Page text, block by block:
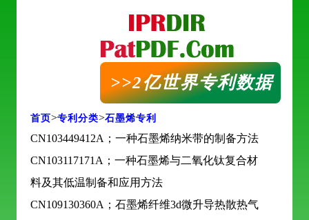
>>2亿世界专利数据
首页>专利分类>石墨烯专利
CN103449412A；一种石墨烯纳米带的制备方法
CN103117171A；一种石墨烯与二氧化钛复合材
料及其低温制备和应用方法
CN109130360A；石墨烯纤维3d微升导热散热气